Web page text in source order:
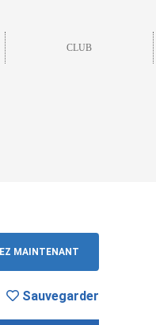
CLUB
MAINTENANT
Sauvegarder